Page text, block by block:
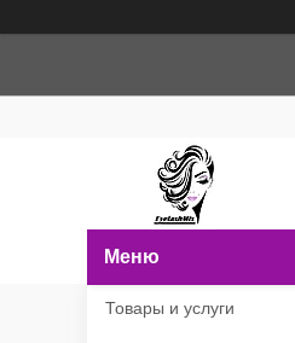
Товары и услуги